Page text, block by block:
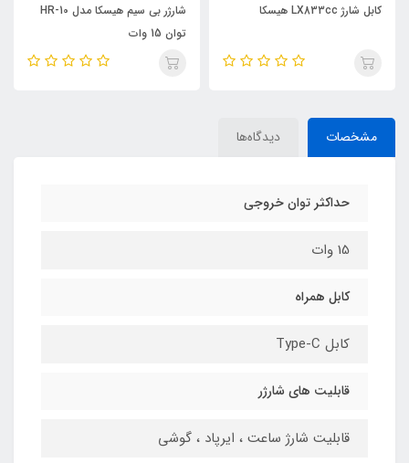
کابل شارژ LX833cc هیسکا
شارژر بی سیم هیسکا مدل HR-10
توان 15 وات
مشخصات دیدگاه‌ها
حداکثر توان خروجی
15 وات
کابل همراه
کابل Type-C
قابلیت‌ های شارژر
قابلیت شارژ ساعت ، ایرپاد ، گوشی